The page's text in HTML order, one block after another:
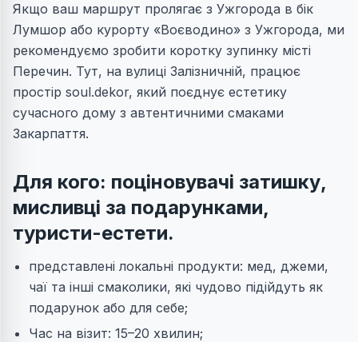
Якщо ваш маршрут пролягає з Ужгорода в бік
Лумшор або курорту «Воєводино» з Ужгорода, ми
рекомендуємо зробити коротку зупинку місті
Перечин. Тут, на вулиці Залізничній, працює
простір soul.dekor, який поєднує естетику
сучасного дому з автентичними смаками
Закарпаття.
Для кого: поціновувачі затишку,
мисливці за подарунками,
туристи-естети.
представлені локальні продукти: мед, джеми,
чаї та інші смаколики, які чудово підійдуть як
подарунок або для себе;
Час на візит: 15–20 хвилин;